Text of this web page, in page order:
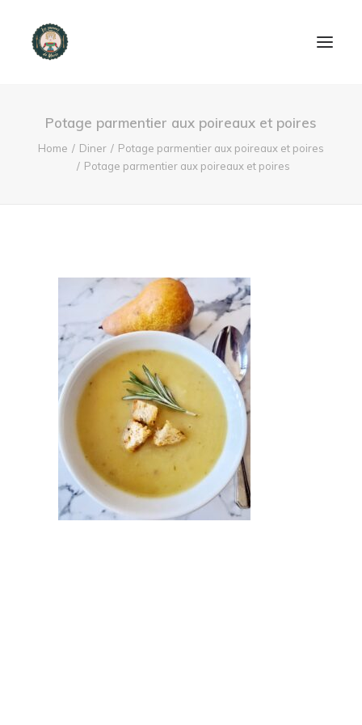
ACCUEIL
PRODUITS ET SERVICES
SEARCH
Potage parmentier aux poireaux et poires
Home Diner
Potage parmentier aux poireaux et poires
Potage parmentier aux poireaux et poires